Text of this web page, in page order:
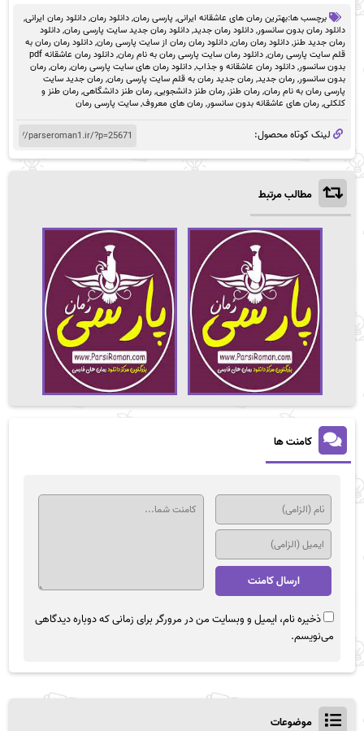
برچسب ها:بهترین رمان های عاشقانه ایرانی, پارسی رمان,دانلود رمان,دانلود رمان ایرانی,
دانلود رمان بدون سانسور,دانلود رمان جدید,دانلود رمان جدید سایت پارسی رمان,دانلود
رمان جدید طنز,دانلود رمان رمان,دانلود رمان رمان از سایت پارسی رمان,دانلود رمان رمان به
قلم سایت پارسی رمان,دانلود رمان سایت پارسی رمان به نام رمان,
دانلود رمان عاشقانه pdf
بدون سانسور,دانلود رمان عاشقانه و جذاب,دانلود رمان های سایت پارسی رمان,رمان,رمان
بدون سانسور,رمان جدید,رمان جدید رمان به قلم سایت پارسی رمان,رمان جدید سایت
پارسی رمان به نام رمان,رمان طنز,رمان طنز دانشجویی,رمان طنز دانشگاهی,رمان طنز و
کلکلی,رمان های عاشقانه بدون سانسور,رمان های معروف,سایت پارسی رمان
لینک کوتاه محصول:
مطالب مرتبط
کامنت ها
ذخیره نام، ایمیل و وبسایت من در مرورگر برای زمانی که دوباره دیدگاهی
می‌نویسم.
موضوعات